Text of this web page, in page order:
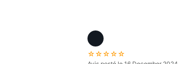
☆☆☆☆☆